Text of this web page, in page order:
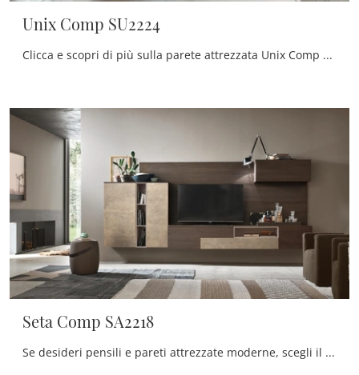
Unix Comp SU2224
Clicca e scopri di più sulla parete attrezzata Unix Comp SU2224 della marca Maronese: è la soluzione dalle linee moderne ideale per te.
Seta Comp SA2218
Se desideri pensili e pareti attrezzate moderne, scegli il modello Seta Comp SA2218 di Maronese: clicca e ottieni informazioni!